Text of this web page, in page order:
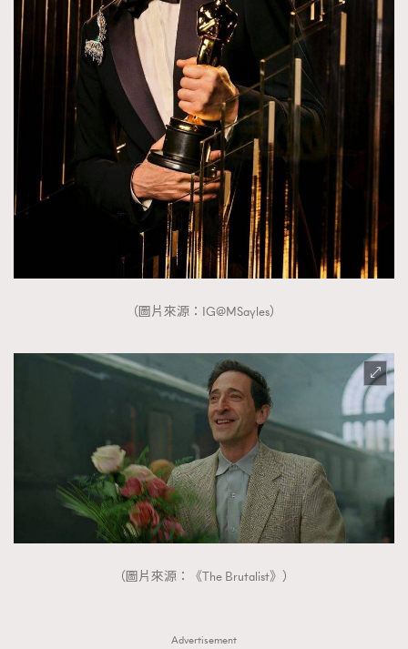
（圖片來源：IG@MSayles）
（圖片來源：《The Brutalist》）
Advertisement